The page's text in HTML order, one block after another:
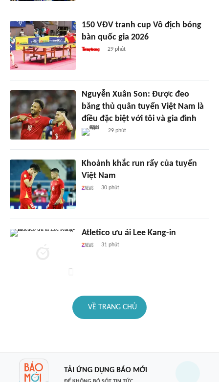
150 VĐV tranh cup Vô địch bóng
bàn quốc gia 2026
29 phút
Nguyễn Xuân Son: Được đeo
băng thủ quân tuyển Việt Nam là
điều đặc biệt với tôi và gia đình
29 phút
Khoảnh khắc run rẩy của tuyển
Việt Nam
30 phút
Atletico ưu ái Lee Kang-in
31 phút
VỀ TRANG CHỦ
TẢI ỨNG DỤNG BÁO MỚI